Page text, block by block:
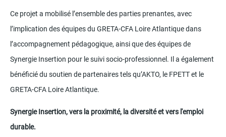
Ce projet a mobilisé l’ensemble des parties prenantes, avec
l’implication des équipes du GRETA-CFA Loire Atlantique dans
l’accompagnement pédagogique, ainsi que des équipes de
Synergie Insertion pour le suivi socio-professionnel. Il a également
bénéficié du soutien de partenaires tels qu’AKTO, le FPETT et le
GRETA-CFA Loire Atlantique.
Synergie Insertion, vers la proximité, la diversité et vers l'emploi
durable.